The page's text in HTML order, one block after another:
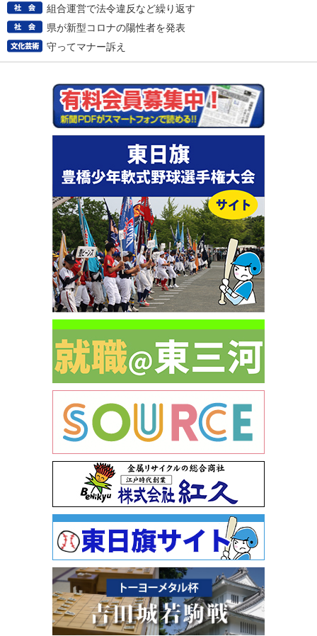
組合運営で法令違反など繰り返す
県が新型コロナの陽性者を発表
守ってマナー訴え